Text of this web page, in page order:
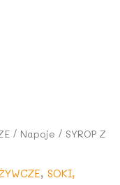
/ Napoje / SYROP Z
, SOKI,